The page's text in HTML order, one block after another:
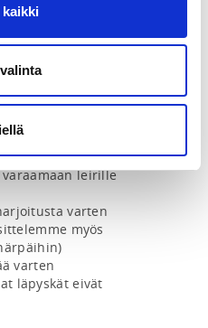
kaikki
kannustetaan tulemaan
ilmoittautua erikseen
leirille